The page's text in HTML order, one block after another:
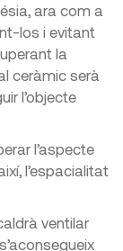
ara com a
los i evitant
la
ceràmic serà
l’objecte
l’aspecte
l’espacialitat
ventilar